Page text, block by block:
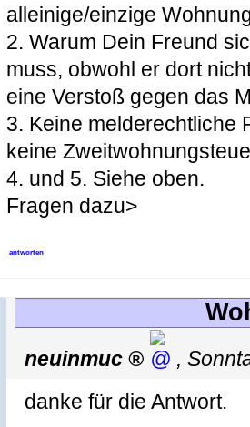
alleinige/einzige
2. Warum Dein Freund
muss, obwohl er dort
eine Verstoß gegen das
3. Keine melderechtliche
keine
4. und 5. Siehe oben.
Fragen dazu>
antworten
neuinmuc ,
danke für die Antwort.